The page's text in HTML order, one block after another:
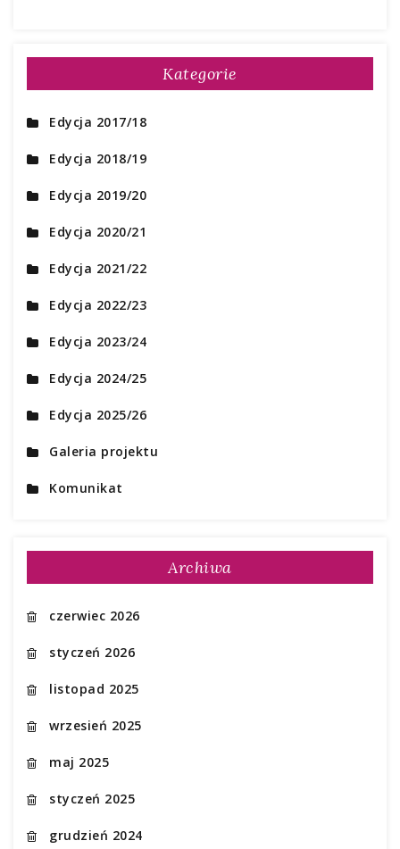
Kategorie
Edycja 2017/18
Edycja 2018/19
Edycja 2019/20
Edycja 2020/21
Edycja 2021/22
Edycja 2022/23
Edycja 2023/24
Edycja 2024/25
Edycja 2025/26
Galeria projektu
Komunikat
Archiwa
czerwiec 2026
styczeń 2026
listopad 2025
wrzesień 2025
maj 2025
styczeń 2025
grudzień 2024